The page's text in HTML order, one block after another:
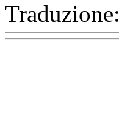
Traduzione: